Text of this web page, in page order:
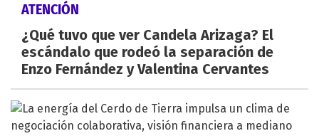
ATENCIÓN
¿Qué tuvo que ver Candela Arizaga? El
escándalo que rodeó la separación de
Enzo Fernández y Valentina Cervantes